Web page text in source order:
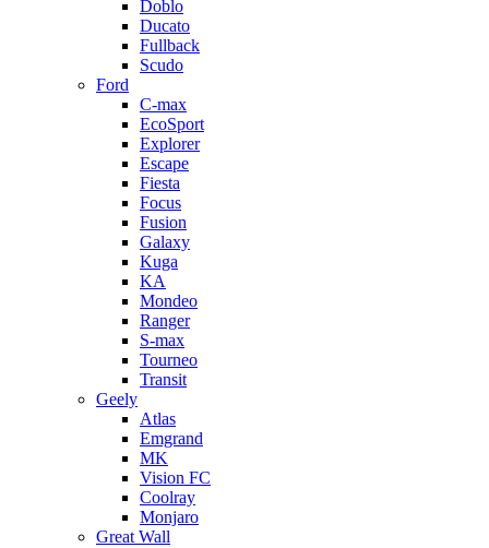
Doblo
Ducato
Fullback
Scudo
Ford
C-max
EcoSport
Explorer
Escape
Fiesta
Focus
Fusion
Galaxy
Kuga
KA
Mondeo
Ranger
S-max
Tourneo
Transit
Geely
Atlas
Emgrand
MK
Vision FC
Coolray
Monjaro
Great Wall